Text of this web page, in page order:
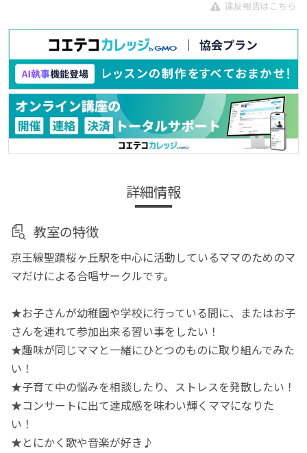
違反報告はこちら
詳細情報
教室の特徴
京王線聖蹟桜ヶ丘駅を中心に活動しているママのためのマ
マだけによる合唱サークルです。
★お子さんが幼稚園や学校に行っている間に、またはお子
さんを連れて参加出来る習い事をしたい！
★趣味が同じママと一緒にひとつのものに取り組んでみた
い！
★子育て中の悩みを相談したり、ストレスを発散したい！
★コンサートに出て達成感を味わい輝くママになりた
い！
★とにかく歌や音楽が好き♪